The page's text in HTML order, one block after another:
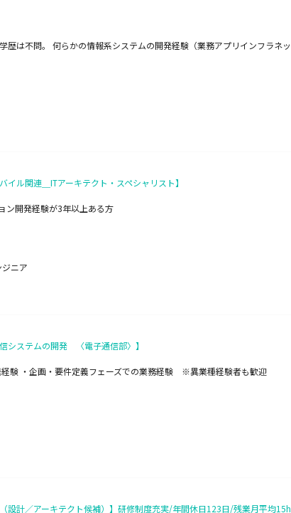
歴は不問。 何らかの情報系システムの開発経験（業務アプリインフラネ
イル関連＿ITアーキテクト・スペシャリスト】
ン開発経験が3年以上ある方
ニア
システムの開発 〈電子通信部〉】
経験 ・企画・要件定義フェーズでの業務経験 ※異業種経験者も歓迎
設計／アーキテクト候補）】研修制度充実/年間休日123日/残業月平均15h